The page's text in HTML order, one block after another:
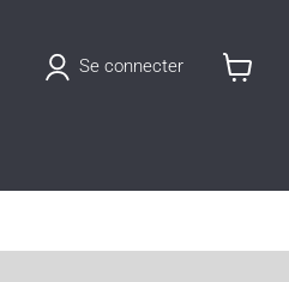
Se connecter